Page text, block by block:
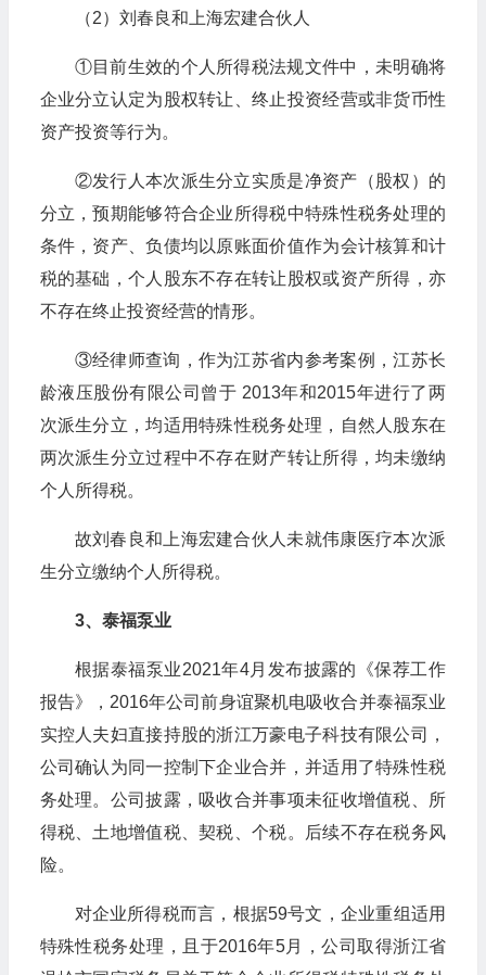
（2）刘春良和上海宏建合伙人
①目前生效的个人所得税法规文件中，未明确将
企业分立认定为股权转让、终止投资经营或非货币性
资产投资等行为。
②发行人本次派生分立实质是净资产（股权）的
分立，预期能够符合企业所得税中特殊性税务处理的
条件，资产、负债均以原账面价值作为会计核算和计
税的基础，个人股东不存在转让股权或资产所得，亦
不存在终止投资经营的情形。
③经律师查询，作为江苏省内参考案例，江苏长
龄液压股份有限公司曾于 2013年和2015年进行了两
次派生分立，均适用特殊性税务处理，自然人股东在
两次派生分立过程中不存在财产转让所得，均未缴纳
个人所得税。
故刘春良和上海宏建合伙人未就伟康医疗本次派
生分立缴纳个人所得税。
3、泰福泵业
根据泰福泵业2021年4月发布披露的《保荐工作
报告》，2016年公司前身谊聚机电吸收合并泰福泵业
实控人夫妇直接持股的浙江万豪电子科技有限公司，
公司确认为同一控制下企业合并，并适用了特殊性税
务处理。公司披露，吸收合并事项未征收增值税、所
得税、土地增值税、契税、个税。后续不存在税务风
险。
对企业所得税而言，根据59号文，企业重组适用
特殊性税务处理，且于2016年5月，公司取得浙江省